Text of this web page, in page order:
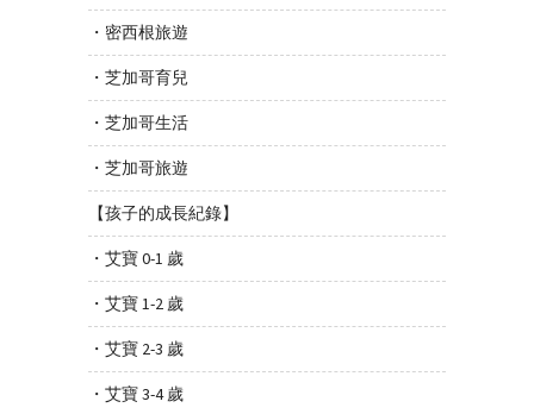
・密西根旅遊
・芝加哥育兒
・芝加哥生活
・芝加哥旅遊
【孩子的成長紀錄】
・艾寶 0-1 歲
・艾寶 1-2 歲
・艾寶 2-3 歲
・艾寶 3-4 歲